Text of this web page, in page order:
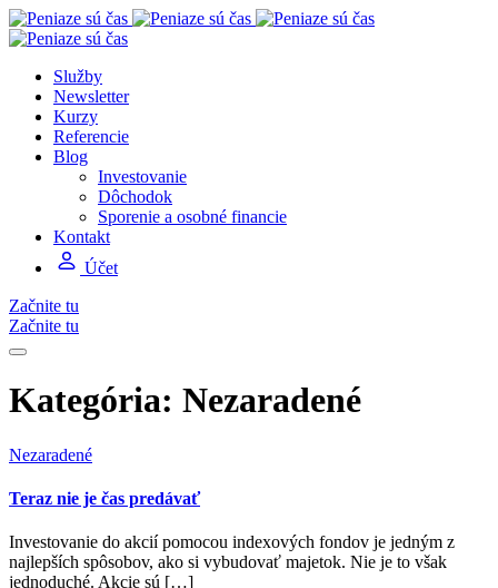
Služby
Newsletter
Kurzy
Referencie
Blog
Investovanie
Dôchodok
Sporenie a osobné financie
Kontakt
Účet
Začnite tu
Začnite tu
Kategória: Nezaradené
Nezaradené
Teraz nie je čas predávať
Investovanie do akcií pomocou indexových fondov je jedným z
najlepších spôsobov, ako si vybudovať majetok. Nie je to však
jednoduché. Akcie sú […]